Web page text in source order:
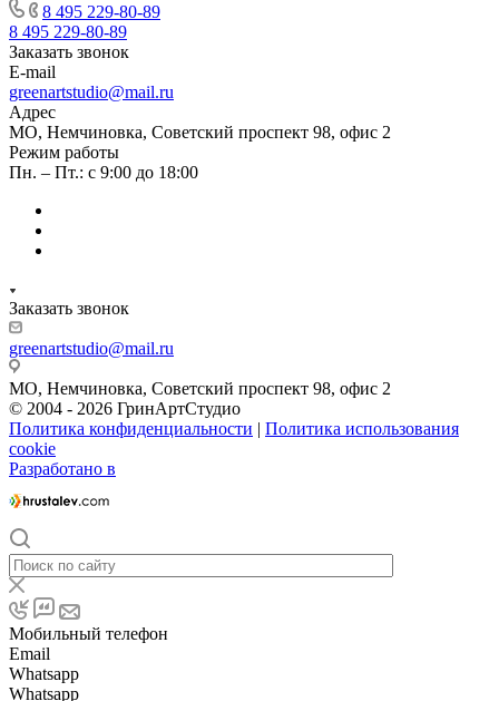
8 495 229-80-89
8 495 229-80-89
Заказать звонок
E-mail
greenartstudio@mail.ru
Адрес
МО, Немчиновка, Советский проспект 98, офис 2
Режим работы
Пн. – Пт.: с 9:00 до 18:00
Заказать звонок
greenartstudio@mail.ru
МО, Немчиновка, Советский проспект 98, офис 2
© 2004 - 2026 ГринАртСтудио
Политика конфиденциальности | Политика использования
cookie
Разработано в
Мобильный телефон
Email
Whatsapp
Whatsapp